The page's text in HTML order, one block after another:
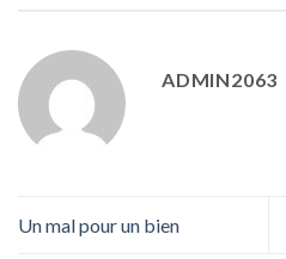
ADMIN2063
Un mal pour un bien